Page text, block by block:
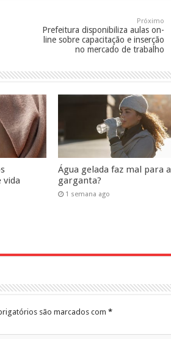
Próximo
Prefeitura disponibiliza aulas on-
line sobre capacitação e inserção
no mercado de trabalho
vida
Água gelada faz mal para a
garganta?
1 semana ago
são marcados com *